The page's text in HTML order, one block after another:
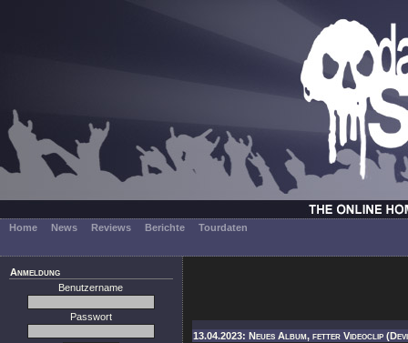
Home News Reviews Berichte Tourdaten
Anmeldung
Benutzername
Passwort
13.04.2023: Neues Album, fetter Videoclip